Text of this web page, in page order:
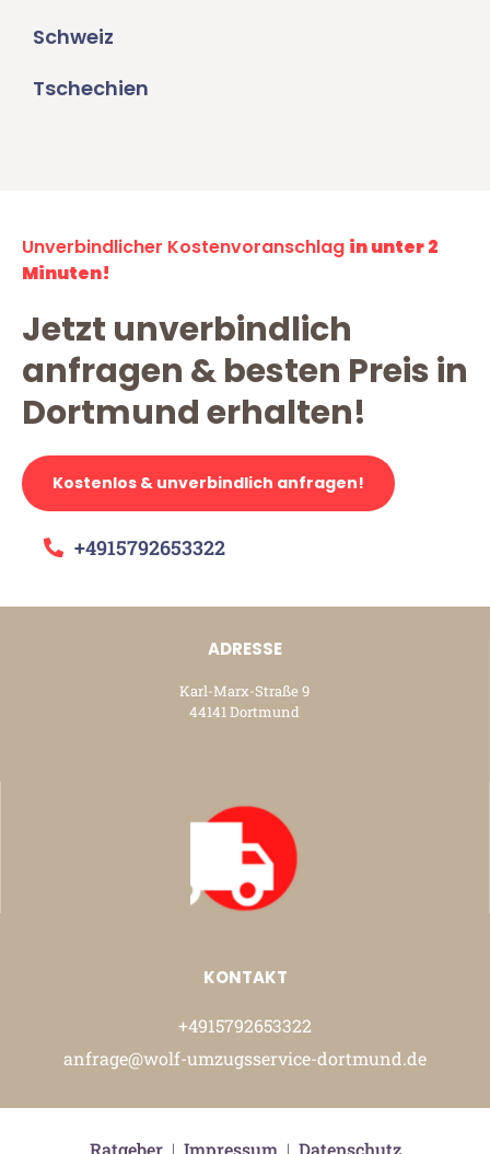
Schweiz
Tschechien
Unverbindlicher Kostenvoranschlag in unter 2
Minuten!
Jetzt unverbindlich
anfragen & besten Preis in
Dortmund erhalten!
Kostenlos & unverbindlich anfragen!
+4915792653322
ADRESSE
Karl-Marx-Straße 9
44141 Dortmund
KONTAKT
+4915792653322
anfrage@wolf-umzugsservice-dortmund.de
Ratgeber| Impressum | Datenschutz